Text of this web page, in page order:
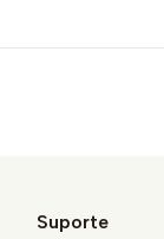
Suporte